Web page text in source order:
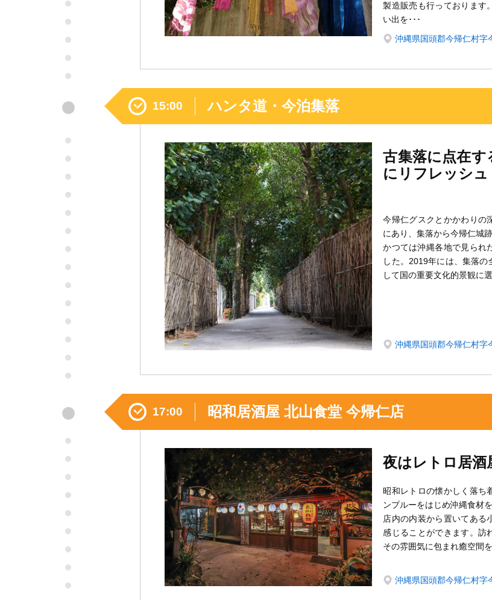
製造販売も行っております
い出を･･･
沖縄県国頭郡今帰仁村字
15:00 ハンタ道・今泊集落
古集落に点在
にリフレッシュ
今帰仁グスクとかかわりの
にあり、集落から今帰仁城
かつては沖縄各地で見られ
した。2019年には、集落
して国の重要文化的景観に
沖縄県国頭郡今帰仁村字
●
17:00 昭和居酒屋 北山食堂 今帰仁店
夜はレトロ居酒
昭和レトロの懐かしく落ち
ンプルーをはじめ沖縄食材
店内の内装から置いてある
感じることができます。訪
その雰囲気に包まれ癒空間
沖縄県国頭郡今帰仁村字
●